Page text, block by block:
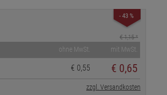
- 43 %
€ 1,15*
ohne MwSt. mit MwSt.
€ 0,55 € 0,65
zzgl. Versandkosten